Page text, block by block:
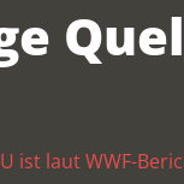
ist laut WWF-